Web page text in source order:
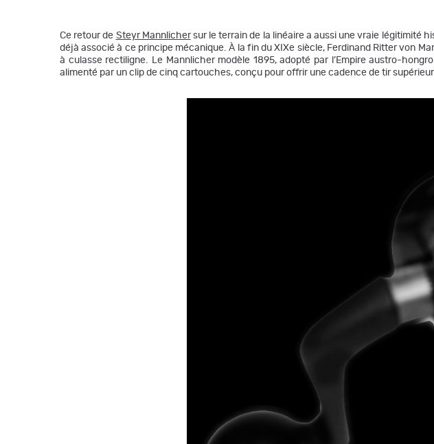
Ce retour de Steyr Mannlichersur le terrain de la linéaire a aussi une vraie légitimité
déjà associé à ce principe mécanique. À la fin du XIXe siècle, Ferdinand Ritter von
à culasse rectiligne. Le Mannlicher modèle 1895, adopté par l’Empire austro-
alimenté par un clip de cinq cartouches, conçu pour offrir une cadence de tir